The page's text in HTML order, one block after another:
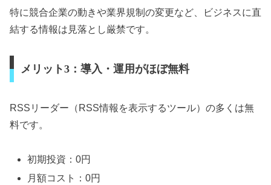
特に競合企業の動きや業界規制の変更など、ビジネスに直
結する情報は見落とし厳禁です。
メリット3：導入・運用がほぼ無料
RSSリーダー（RSS情報を表示するツール）の多くは無
料です。
初期投資：0円
月額コスト：0円